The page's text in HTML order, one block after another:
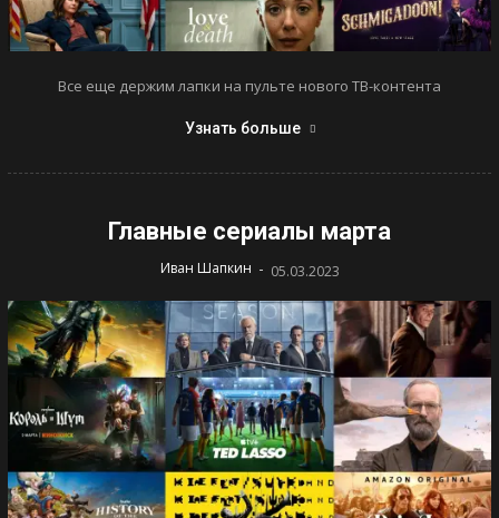
Все еще держим лапки на пульте нового ТВ-контента
Узнать больше
Главные сериалы марта
Иван Шапкин - 05.03.2023